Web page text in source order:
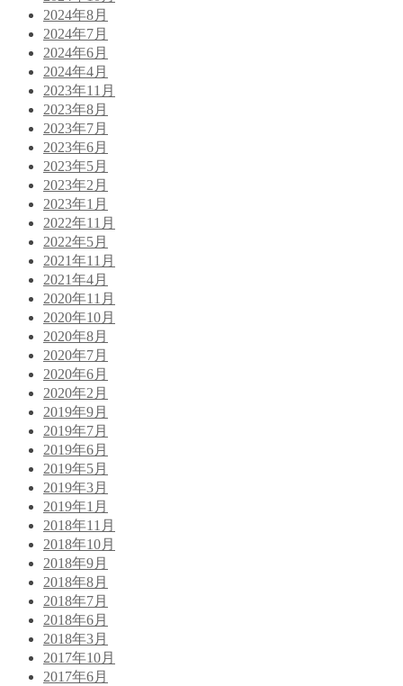
2024年8月
2024年7月
2024年6月
2024年4月
2023年11月
2023年8月
2023年7月
2023年6月
2023年5月
2023年2月
2023年1月
2022年11月
2022年5月
2021年11月
2021年4月
2020年11月
2020年10月
2020年8月
2020年7月
2020年6月
2020年2月
2019年9月
2019年7月
2019年6月
2019年5月
2019年3月
2019年1月
2018年11月
2018年10月
2018年9月
2018年8月
2018年7月
2018年6月
2018年3月
2017年10月
2017年6月